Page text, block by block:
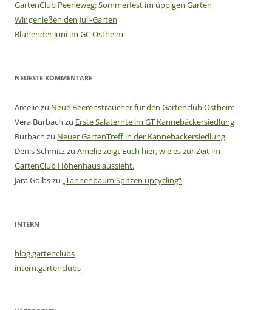
GartenClub Peeneweg: Sommerfest im üppigen Garten
Wir genießen den Juli-Garten
Blühender Juni im GC Ostheim
NEUESTE KOMMENTARE
Ameliezu Neue Beerensträucher für den Gartenclub Ostheim
Vera Burbach zu Erste Salaternte im GT Kannebäckersiedlung
Burbach zu Neuer GartenTreff in der Kannebäckersiedlung
Denis Schmitzzu Amelie zeigt Euch hier, wie es zur Zeit im
GartenClub Höhenhaus aussieht.
Jara Golbszu „Tannenbaum Spitzen upcycling“
INTERN
blog.gartenclubs
intern.gartenclubs